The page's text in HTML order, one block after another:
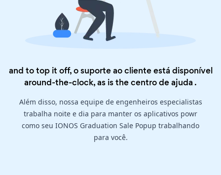
and to top it off, o suporte ao cliente está disponível
around-the-clock, as is thecentro de ajuda .
Além disso, nossa equipe de engenheiros especialistas
trabalha noite e dia para manter os aplicativos powr
como seu IONOS Graduation Sale Popup trabalhando
para você.